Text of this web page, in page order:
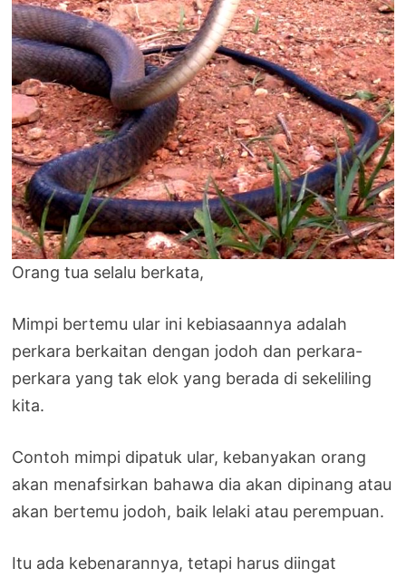
Orang tua selalu berkata,
Mimpi bertemu ular ini kebiasaannya adalah
perkara berkaitan dengan jodoh dan perkara-
perkara yang tak elok yang berada di sekeliling
kita.
Contoh mimpi dipatuk ular, kebanyakan orang
akan menafsirkan bahawa dia akan dipinang atau
akan bertemu jodoh, baik lelaki atau perempuan.
Itu ada kebenarannya, tetapi harus diingat